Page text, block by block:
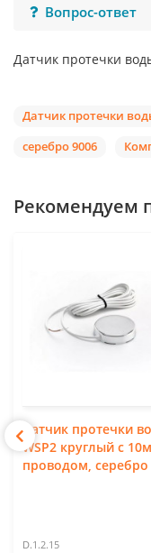
Вопрос-ответ
Датчик протечки
Датчик протечки
серебро 9006
Рекомендуем
Датчик протечки
WSP2 круглый с 10м
проводом, серебро
D.1.2.15